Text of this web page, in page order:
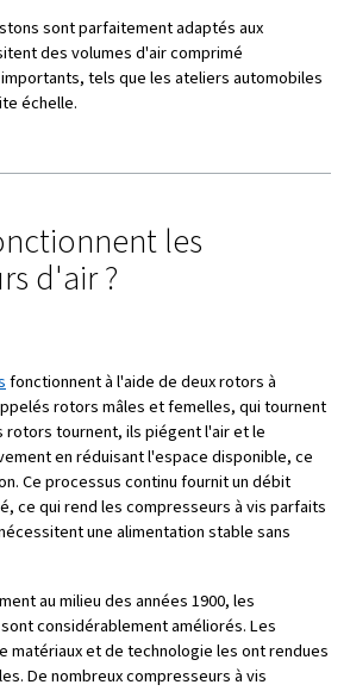
comparaison -:compresseurs à
adapté à vos besoins ?
d'air ?
à pistons, également appelés
un mécanisme piston-cylindre pour
se déplace vers le bas, il crée
l'air à l'intérieur du cylindre.
pression, l'air est refoulé via la
cycle se répète en continu,